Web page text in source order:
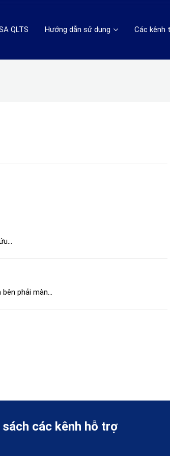
QLTS Hướng dẫn sử dụng Các kênh
phải màn...
sách các kênh hỗ trợ